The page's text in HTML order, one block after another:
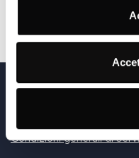
© Sports Cars Sales & Service AG
Sede legale: Firststrasse 33,
Condizioni generali di